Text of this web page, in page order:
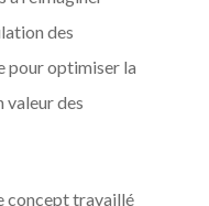
des
pour optimiser la
valeur des
concept travaillé